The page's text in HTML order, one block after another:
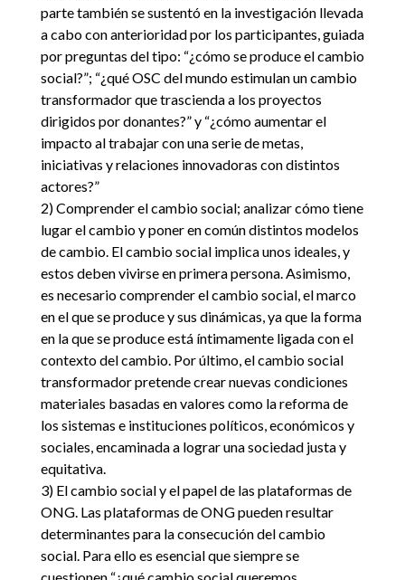
parte también se sustentó en la investigación llevada
a cabo con anterioridad por los participantes, guiada
por preguntas del tipo: “¿cómo se produce el cambio
social?”; “¿qué OSC del mundo estimulan un cambio
transformador que trascienda a los proyectos
dirigidos por donantes?” y “¿cómo aumentar el
impacto al trabajar con una serie de metas,
iniciativas y relaciones innovadoras con distintos
actores?”
2) Comprender el cambio social; analizar cómo tiene
lugar el cambio y poner en común distintos modelos
de cambio. El cambio social implica unos ideales, y
estos deben vivirse en primera persona. Asimismo,
es necesario comprender el cambio social, el marco
en el que se produce y sus dinámicas, ya que la forma
en la que se produce está íntimamente ligada con el
contexto del cambio. Por último, el cambio social
transformador pretende crear nuevas condiciones
materiales basadas en valores como la reforma de
los sistemas e instituciones políticos, económicos y
sociales, encaminada a lograr una sociedad justa y
equitativa.
3) El cambio social y el papel de las plataformas de
ONG. Las plataformas de ONG pueden resultar
determinantes para la consecución del cambio
social. Para ello es esencial que siempre se
cuestionen “¿qué cambio social queremos